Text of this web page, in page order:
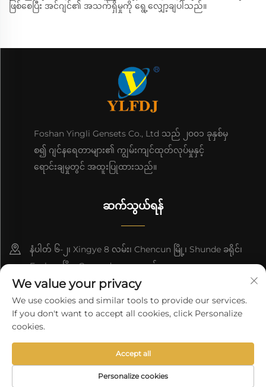
ဖြစ်စေပြီး အင်ဂျင်၏ အသက်ရှိမှုကို ရွေ့လျှော့ချပါသည်။
Foshan Yingli Gensets Co., Ltd သည် ၂၀၀၁ ခုနှစ်မှ
စ၍ ဂျင်နရေတာများ၏ ကျွမ်းကျင်ထုတ်လုပ်မှုနှင့်
ရောင်းချမှုတွင် အထူးပြုထားသည်။
ဆက်သွယ်ရန်
နံပါတ် ၆-၂၊ Xingye 8 လမ်း၊ Chencun မြို့၊ Shunde ခရိုင်၊
Foshan မြို့၊ Guangdong၊ တရုတ်။
8618676517177
[email protected]
ကော်ပီရှတ် © 2025 ချီးနာ ဖိုးဆန် အင်ဂလိပ် ဂျင်စেတ် ကုမ္ပဏီ လီမိတက်
အားလုံးသော ခွင့်အား ထိန်းသိမ်းထားသည် လုံခြုံရေးမူဝါဒ
We value your privacy
We use cookies and similar tools to provide our services.
If you don't want to accept all cookies, click Personalize
cookies.
Personalize cookies
Accept all